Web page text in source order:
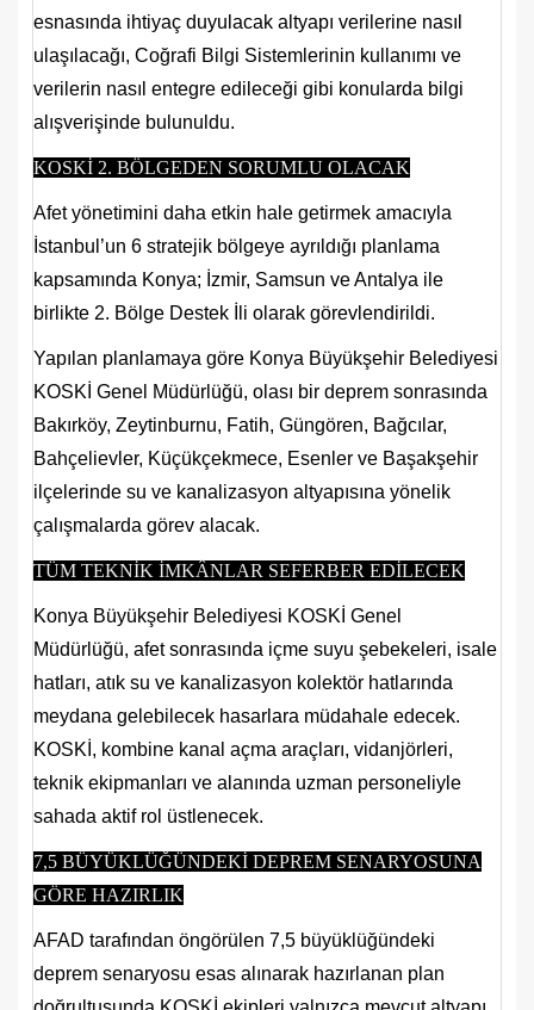
esnasında ihtiyaç duyulacak altyapı verilerine nasıl
ulaşılacağı, Coğrafi Bilgi Sistemlerinin kullanımı ve
verilerin nasıl entegre edileceği gibi konularda bilgi
alışverişinde bulunuldu.
KOSKİ 2. BÖLGEDEN SORUMLU OLACAK
Afet yönetimini daha etkin hale getirmek amacıyla
İstanbul’un 6 stratejik bölgeye ayrıldığı planlama
kapsamında Konya; İzmir, Samsun ve Antalya ile
birlikte 2. Bölge Destek İli olarak görevlendirildi.
Yapılan planlamaya göre Konya Büyükşehir Belediyesi
KOSKİ Genel Müdürlüğü, olası bir deprem sonrasında
Bakırköy, Zeytinburnu, Fatih, Güngören, Bağcılar,
Bahçelievler, Küçükçekmece, Esenler ve Başakşehir
ilçelerinde su ve kanalizasyon altyapısına yönelik
çalışmalarda görev alacak.
TÜM TEKNİK İMKÂNLAR SEFERBER EDİLECEK
Konya Büyükşehir Belediyesi KOSKİ Genel
Müdürlüğü, afet sonrasında içme suyu şebekeleri, isale
hatları, atık su ve kanalizasyon kolektör hatlarında
meydana gelebilecek hasarlara müdahale edecek.
KOSKİ, kombine kanal açma araçları, vidanjörleri,
teknik ekipmanları ve alanında uzman personeliyle
sahada aktif rol üstlenecek.
7,5 BÜYÜKLÜĞÜNDEKİ DEPREM SENARYOSUNA
GÖRE HAZIRLIK
AFAD tarafından öngörülen 7,5 büyüklüğündeki
deprem senaryosu esas alınarak hazırlanan plan